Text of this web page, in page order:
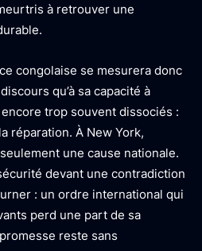
à retrouver une
congolaise se mesurera donc
qu’à sa capacité à
trop souvent dissociés :
réparation. À New York,
une cause nationale.
devant une contradiction
: un ordre international qui
perd une part de sa
reste sans